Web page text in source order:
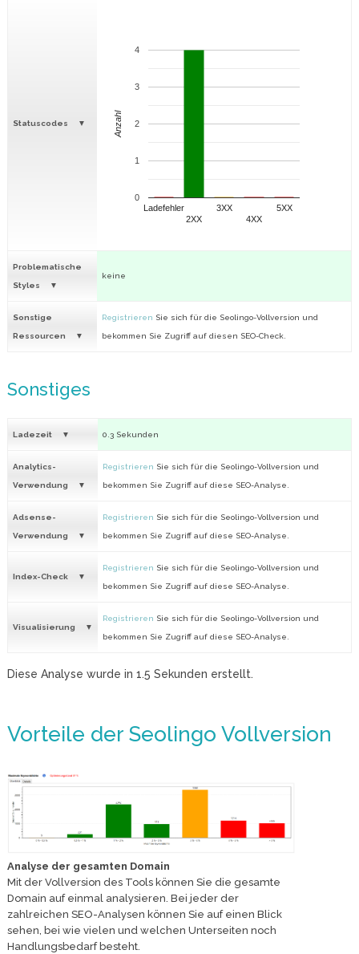
Statuscodes
Ladefehler
2XX
3XX
4XX
5XX
0
1
2
3
4
Anzahl
Problematische
Styles
keine
Sonstige
Ressourcen
Registrieren Sie sich für die Seolingo-Vollversion und
bekommen Sie Zugriff auf diesen SEO-Check.
Sonstiges
Ladezeit 0.3 Sekunden
Analytics-
Verwendung
Registrieren Sie sich für die Seolingo-Vollversion und
bekommen Sie Zugriff auf diese SEO-Analyse.
Adsense-
Verwendung
Registrieren Sie sich für die Seolingo-Vollversion und
bekommen Sie Zugriff auf diese SEO-Analyse.
Index-Check
Registrieren Sie sich für die Seolingo-Vollversion und
bekommen Sie Zugriff auf diese SEO-Analyse.
Visualisierung
Registrieren Sie sich für die Seolingo-Vollversion und
bekommen Sie Zugriff auf diese SEO-Analyse.
Diese Analyse wurde in 1.5 Sekunden erstellt.
Vorteile der Seolingo Vollversion
Analyse der gesamten Domain
Mit der Vollversion des Tools können Sie die gesamte
Domain auf einmal analysieren. Bei jeder der
zahlreichen SEO-Analysen können Sie auf einen Blick
sehen, bei wie vielen und welchen Unterseiten noch
Handlungsbedarf besteht.